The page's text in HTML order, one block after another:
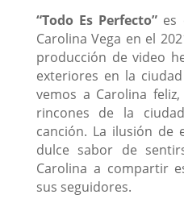
“Todo Es Perfecto” es
Carolina Vega en el
producción de video
exteriores en la
vemos a Carolina
rincones de la
canción. La ilusión de
dulce sabor de
Carolina a compartir
sus seguidores.